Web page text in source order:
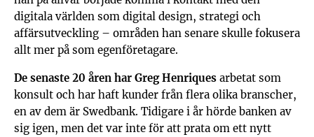
2010-2013: LBi Stockholm
2013-2018:
Thinkable
Mars 2018: Swedbank
digitala världen som digital design, strategi och
affärsutveckling – områden han senare skulle fokusera
allt mer på som egenföretagare.
De senaste 20 åren har Greg Henriques arbetat som
konsult och har haft kunder från flera olika branscher,
en av dem är Swedbank. Tidigare i år hörde banken av
sig igen, men det var inte för att prata om ett nytt